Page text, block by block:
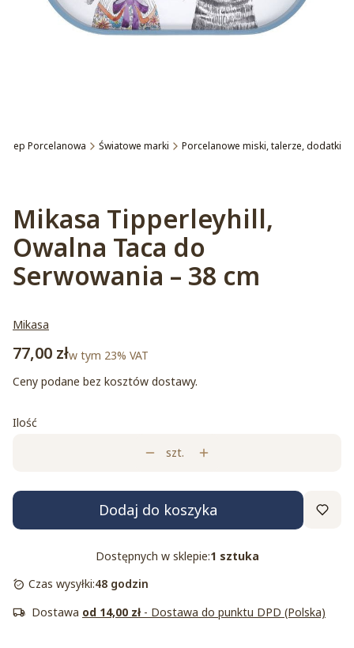
Sklep Porcelanowa Światowe marki Porcelanowe miski, talerze, dodatki
Mikasa Tipperleyhill,
Owalna Taca do
Serwowania – 38 cm
Mikasa
Cena
77,00 złw tym 23% VAT
w tym 23% VAT
Ceny podane bez kosztów dostawy.
Ilość
szt.
Dodaj do koszyka
Dostępnych w sklepie:1 sztuka
Czas wysyłki:48 godzin
Dostawa od 14,00 zł - Dostawa do punktu DPD (Polska)